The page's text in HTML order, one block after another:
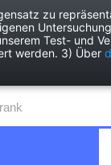
Freizeit
zu
Test- und
werden. 3) Über